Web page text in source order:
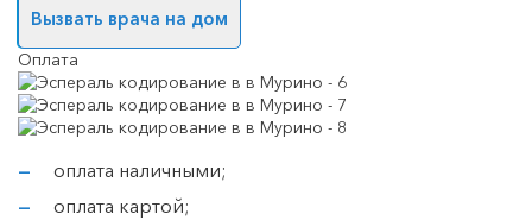
Вызвать врача на дом
Оплата
оплата наличными;
оплата картой;